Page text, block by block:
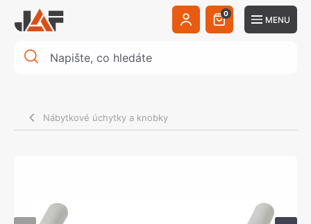
0
MENU
Nábytkové úchytky a knobky